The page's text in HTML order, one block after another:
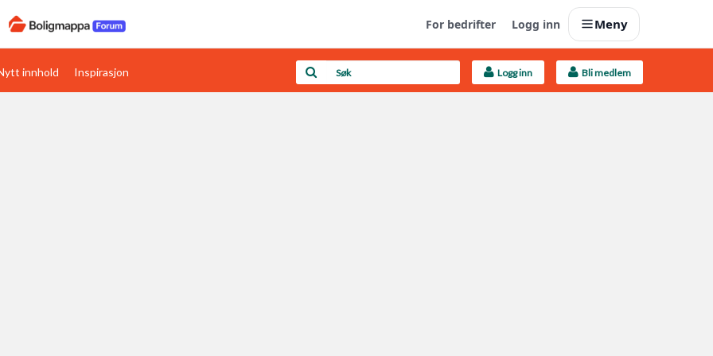
For bedrifter Logg inn Meny
Boligens papirer Last opp selv
innhold Inspirasjon Logg inn Bli medlem